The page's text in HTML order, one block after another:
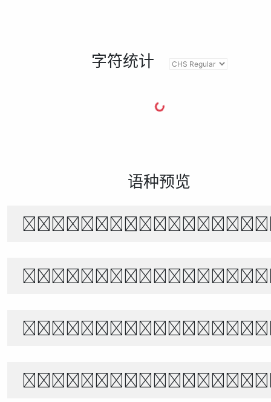
字符统计
语种预览
风起时，花落无声。月下独行，山水
The quick brown
Белый снег тихо
あきのよの つきにさびしき をがは